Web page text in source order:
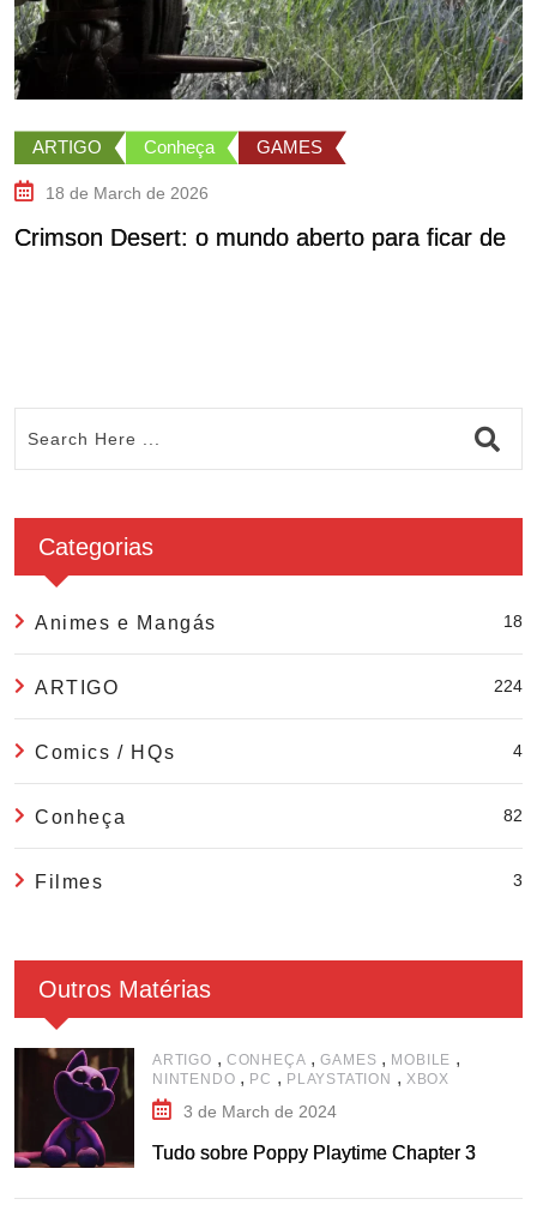
ARTIGO Conheça GAMES
18 de March de 2026
Crimson Desert: o mundo aberto para ficar de
Categorias
Animes e Mangás 18
ARTIGO 224
Comics / HQs 4
Conheça 82
Filmes 3
Outros Matérias
ARTIGO , CONHEÇA ,GAMES , MOBILE ,
NINTENDO , PC , PLAYSTATION , XBOX
3 de March de 2024
Tudo sobre Poppy Playtime Chapter 3